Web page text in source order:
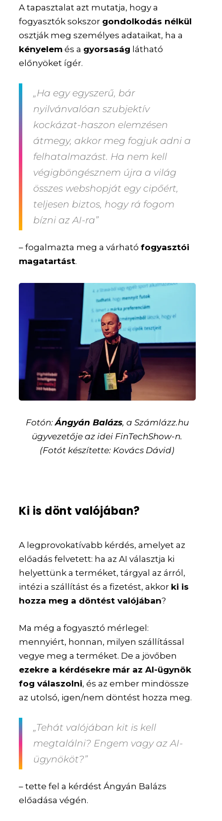
A tapasztalat azt mutatja, hogy a
fogyasztók sokszor gondolkodás nélkül
osztják meg személyes adataikat, ha a
kényelem és a gyorsaság látható
előnyöket ígér.
„Ha egy egyszerű, bár
nyilvánvalóan szubjektív
kockázat-haszon elemzésen
átmegy, akkor meg fogjuk adni a
felhatalmazást. Ha nem kell
végigböngésznem újra a világ
összes webshopját egy cipőért,
teljesen biztos, hogy rá fogom
bízni az AI-ra”
– fogalmazta meg a várhatófogyasztói
magatartást.
Fotón:Ángyán Balázs, a Számlázz.hu
ügyvezetője az idei FinTechShow-n.
(Fotót készítette: Kovács Dávid)
Ki is dönt valójában?
A legprovokatívabb kérdés, amelyet az
előadás felvetett: ha az AI választja ki
helyettünk a terméket, tárgyal az árról,
intézi a szállítást és a fizetést, akkor ki is
hozza meg a döntést valójában?
Ma még a fogyasztó mérlegel:
mennyiért, honnan, milyen szállítással
vegye meg a terméket. De a jövőben
ezekre a kérdésekre már az AI-ügynök
fog válaszolni, és az ember mindössze
az utolsó, igen/nem döntést hozza meg.
„Tehát valójában kit is kell
megtalálni? Engem vagy az AI-
ügynököt?”
– tette fel a kérdést Ángyán Balázs
előadása végén.